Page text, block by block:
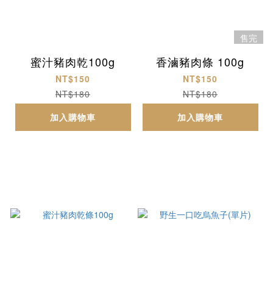
蜜汁豬肉乾100g
NT$150
NT$180
加入購物車
售完
香滷豬肉條 100g
NT$150
NT$180
加入購物車